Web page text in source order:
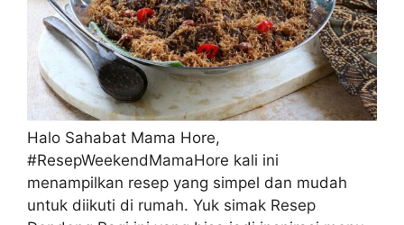
Halo Sahabat Mama Hore,
#ResepWeekendMamaHore kali ini
menampilkan resep yang simpel dan mudah
untuk diikuti di rumah. Yuk simak Resep